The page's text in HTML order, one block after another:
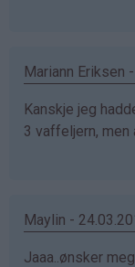
Mariann Eriksen
Kanskje jeg
3 vaffeljern, men
Maylin -
Jaaa..ønsker